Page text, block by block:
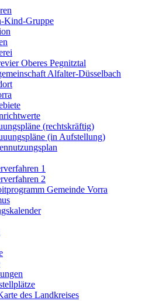
Kind-Gruppe
Oberes Pegnitztal
Alfalter-Düsselbach
(rechtskräftig)
(in Aufstellung)
1
2
Gemeinde Vorra
des Landkreises